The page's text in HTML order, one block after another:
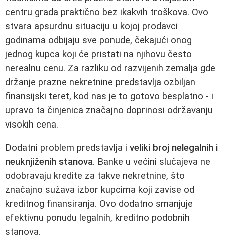
centru grada praktično bez ikakvih troškova. Ovo
stvara apsurdnu situaciju u kojoj prodavci
godinama odbijaju sve ponude, čekajući onog
jednog kupca koji će pristati na njihovu često
nerealnu cenu. Za razliku od razvijenih zemalja gde
držanje prazne nekretnine predstavlja ozbiljan
finansijski teret, kod nas je to gotovo besplatno - i
upravo ta činjenica značajno doprinosi održavanju
visokih cena.
Dodatni problem predstavlja i veliki broj nelegalnih i
neuknjiženih stanova. Banke u većini slučajeva ne
odobravaju kredite za takve nekretnine, što
značajno sužava izbor kupcima koji zavise od
kreditnog finansiranja. Ovo dodatno smanjuje
efektivnu ponudu legalnih, kreditno podobnih
stanova.